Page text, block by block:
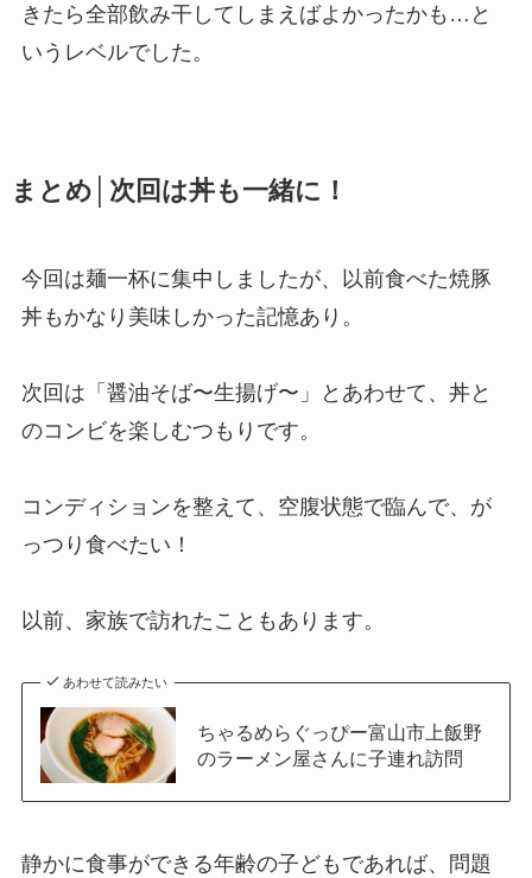
きたら全部飲み干してしまえばよかったかも…と
いうレベルでした。
まとめ│次回は丼も一緒に！
今回は麺一杯に集中しましたが、以前食べた焼豚
丼もかなり美味しかった記憶あり。
次回は「醤油そば〜生揚げ〜」とあわせて、丼と
のコンビを楽しむつもりです。
コンディションを整えて、空腹状態で臨んで、が
っつり食べたい！
以前、家族で訪れたこともあります。
あわせて読みたい
ちゃるめらぐっぴー富山市上飯野
のラーメン屋さんに子連れ訪問
静かに食事ができる年齢の子どもであれば、問題